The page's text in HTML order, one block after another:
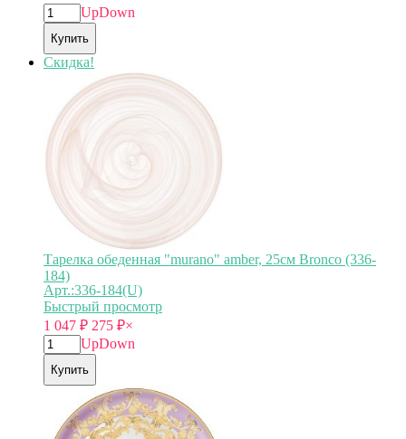
UpDown
Купить
Скидка!
Тарелка обеденная "murano" amber, 25см Bronco (336-
184)
Арт.:336-184(U)
Быстрый просмотр
1 047 ₽ 275 ₽×
UpDown
Купить